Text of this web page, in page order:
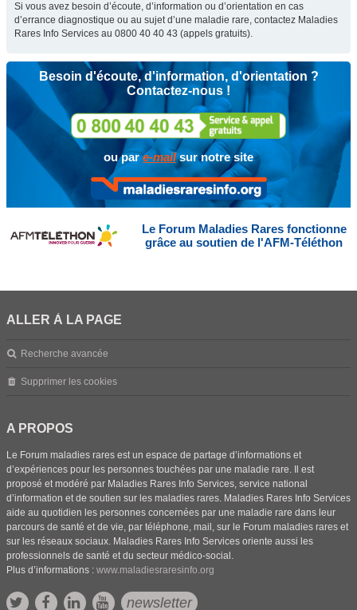
Si vous avez besoin d’écoute, d’information ou d’orientation en cas
d’errance diagnostique ou au sujet d’une maladie rare, contactez Maladies
Rares Info Services au 0800 40 40 43 (appels gratuits).
Besoin d'écoute, d'information, d'orientation ?
Contactez-nous !
ou pare-mailsur notre site
Le Forum Maladies Rares fonctionne
grâce au soutien de l'AFM-Téléthon
ALLER À LA PAGE
Recherche avancée
Supprimer les cookies
A PROPOS
Le Forum maladies rares est un espace de partage d’informations et
d’expériences pour les personnes touchées par une maladie rare. Il est
proposé et modéré par Maladies Rares Info Services, service national
d’information et de soutien sur les maladies rares. Maladies Rares Info Services
aide au quotidien les personnes concernées par une maladie rare dans leur
parcours de santé et de vie, par téléphone, mail, sur le Forum maladies rares et
sur les réseaux sociaux. Maladies Rares Info Services oriente aussi les
professionnels de santé et du secteur médico-social.
Plus d’informations : www.maladiesraresinfo.org
newsletter